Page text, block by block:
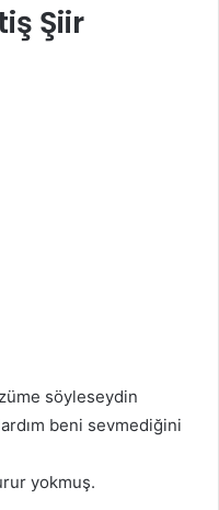
Şiir
söyleseydin
beni sevmediğini
yokmuş.